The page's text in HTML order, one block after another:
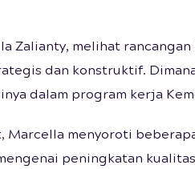
Zalianty, melihat
dan konstruktif.
dalam program kerja
Marcella menyoroti
peningkatan